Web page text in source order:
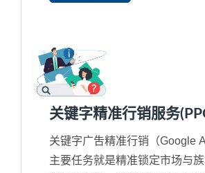
借这些足迹讯息，企业可以针对
关键字精准行销服务
关键字广吿精准行销（Google
主要任务就是精准锁定市场与